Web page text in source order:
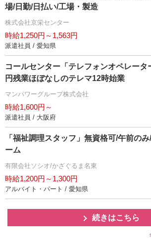
場/日勤/日払い/工場・製造
株式会社京栄センター
時給1,250円～1,563円
派遣社員 / 愛知県
コールセンター「テレフォンオペレータ
円残業ほぼなしのテレマ12時始業
マンパワーグループ株式会社
時給1,600円～
派遣社員 / 大阪府
「福祉調理スタッフ」無資格可/午前の
ーム
有限会社ソシオ/かざぐるま名東
時給1,200円～1,300円
アルバイト・パート / 愛知県
続きはこちら